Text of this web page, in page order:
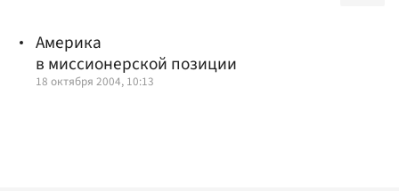
Америка
в миссионерской позиции
18 октября 2004, 10:13